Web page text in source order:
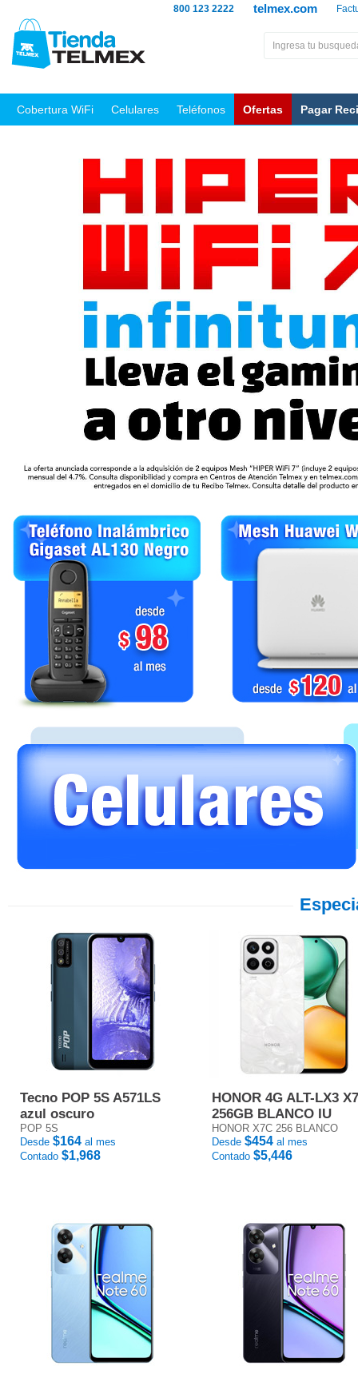
telmex.com
800 123 2222
Cobertura WiFi Celulares Teléfonos Ofertas Pagar
Tecno POP 5S A571LS
azul oscuro
POP 5S
Desde $164 al mes
Contado $1,968
HONOR 4G ALT-LX3
256GB BLANCO IU
HONOR X7C 256 BLANCO
Desde $454 al mes
Contado $5,446